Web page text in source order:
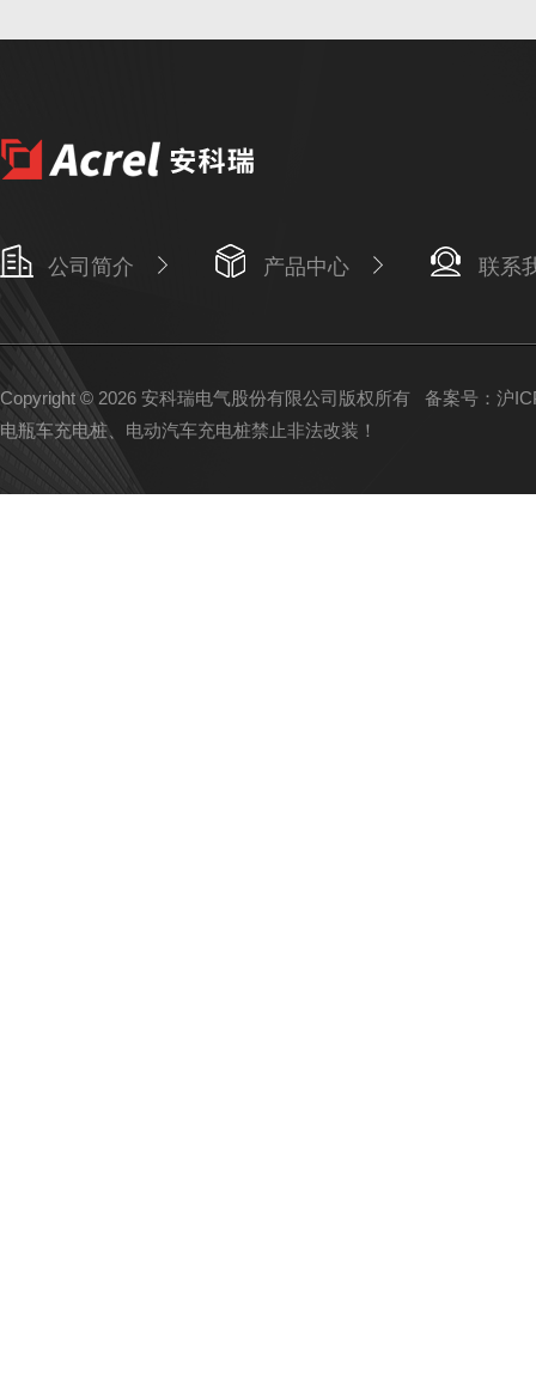
公司简介 产品中心 联系
Copyright © 2026 安科瑞电气股份有限公司版权所有 备案号：沪
电瓶车充电桩、电动汽车充电桩禁止非法改装！